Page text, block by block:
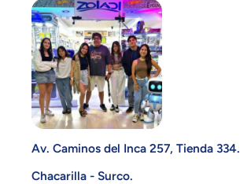
Av. Caminos del Inca 257, Tienda 334.
Chacarilla - Surco.